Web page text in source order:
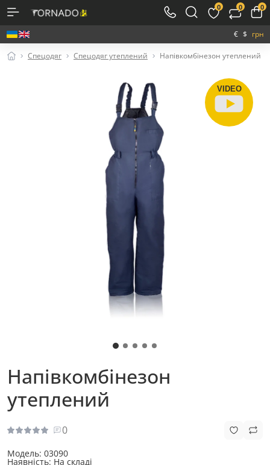
0 0 0
€ $ грн
Спецодяг Спецодяг утеплений Напівкомбінезон утеплений
VIDEO
Напівкомбінезон
утеплений
0
Модель: 03090
Наявність: На складі